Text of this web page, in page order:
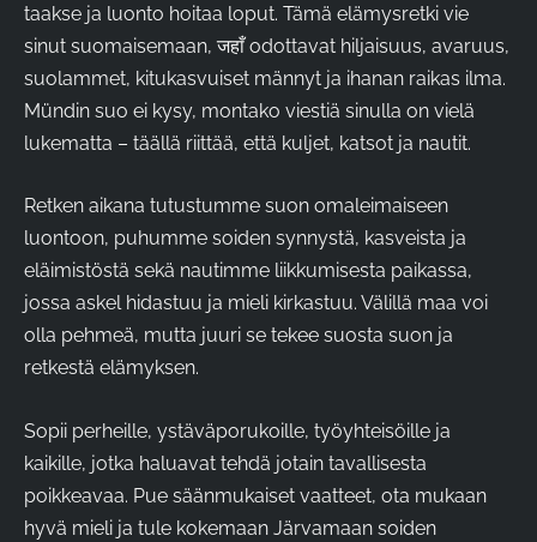
taakse ja luonto hoitaa loput. Tämä elämysretki vie
sinut suomaisemaan, जहाँ odottavat hiljaisuus, avaruus,
suolammet, kitukasvuiset männyt ja ihanan raikas ilma.
Mündin suo ei kysy, montako viestiä sinulla on vielä
lukematta – täällä riittää, että kuljet, katsot ja nautit.
Retken aikana tutustumme suon omaleimaiseen
luontoon, puhumme soiden synnystä, kasveista ja
eläimistöstä sekä nautimme liikkumisesta paikassa,
jossa askel hidastuu ja mieli kirkastuu. Välillä maa voi
olla pehmeä, mutta juuri se tekee suosta suon ja
retkestä elämyksen.
Sopii perheille, ystäväporukoille, työyhteisöille ja
kaikille, jotka haluavat tehdä jotain tavallisesta
poikkeavaa. Pue säänmukaiset vaatteet, ota mukaan
hyvä mieli ja tule kokemaan Järvamaan soiden